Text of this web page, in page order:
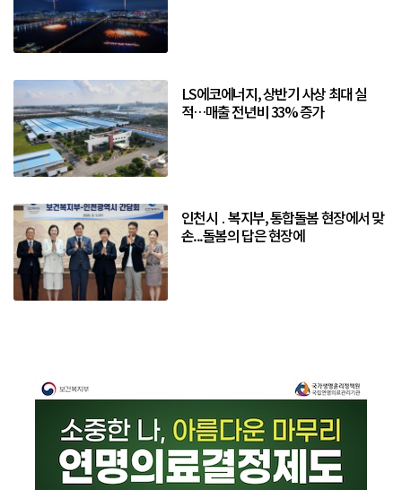
LS에코에너지, 상반기 사상 최대 실
적…매출 전년비 33% 증가
인천시 ․ 복지부, 통합돌봄 현장에서 맞
손...돌봄의 답은 현장에